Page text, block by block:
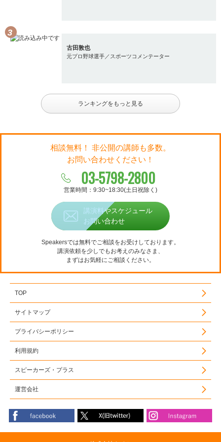
古田敦也
元プロ野球選手／スポーツコメンテーター
ランキングをもっと見る
相談無料！ 非公開の講師も多数。
お問い合わせください！
03-5798-2800
営業時間：9:30~18:30(土日祝除く)
講演料やスケジュール
お問い合わせ
Speakersでは無料でご相談をお受けしております。
講演依頼を少しでもお考えのみなさま、
まずはお気軽にご相談ください。
TOP
サイトマップ
プライバシーポリシー
利用規約
スピーカーズ・プラス
運営会社